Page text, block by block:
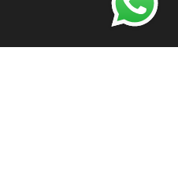
Tradicional